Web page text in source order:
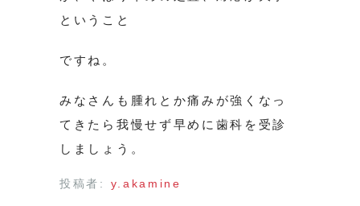
ということ
ですね。
みなさんも腫れとか痛みが強くなっ
てきたら我慢せず早めに歯科を受診
しましょう。
投稿者: y.akamine